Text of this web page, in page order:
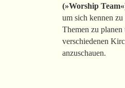
(»Worship
um sich kennen zu
Themen zu planen
verschiedenen
anzuschauen.